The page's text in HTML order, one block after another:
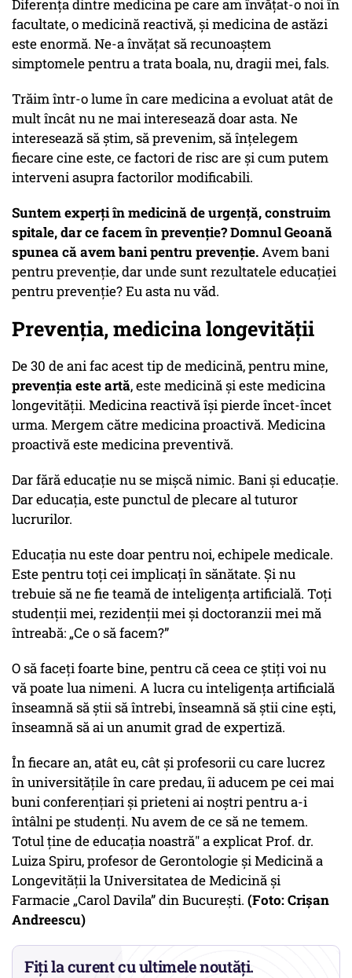
Diferența dintre medicina pe care am învățat-o noi în
facultate, o medicină reactivă, și medicina de astăzi
este enormă. Ne-a învățat să recunoaștem
simptomele pentru a trata boala, nu, dragii mei, fals.
Trăim într-o lume în care medicina a evoluat atât de
mult încât nu ne mai interesează doar asta. Ne
interesează să știm, să prevenim, să înțelegem
fiecare cine este, ce factori de risc are și cum putem
interveni asupra factorilor modificabili.
Suntem experți în medicină de urgență, construim
spitale, dar ce facem în prevenție? Domnul Geoană
spunea că avem bani pentru prevenție.Avem bani
pentru prevenție, dar unde sunt rezultatele educației
pentru prevenție? Eu asta nu văd.
Prevenția, medicina longevității
De 30 de ani fac acest tip de medicină, pentru mine,
prevenția este artă, este medicină și este medicina
longevității. Medicina reactivă își pierde încet-încet
urma. Mergem către medicina proactivă. Medicina
proactivă este medicina preventivă.
Dar fără educație nu se mișcă nimic. Bani și educație.
Dar educația, este punctul de plecare al tuturor
lucrurilor.
Educația nu este doar pentru noi, echipele medicale.
Este pentru toți cei implicați în sănătate. Și nu
trebuie să ne fie teamă de inteligența artificială. Toți
studenții mei, rezidenții mei și doctoranzii mei mă
întreabă: „Ce o să facem?”
O să faceți foarte bine, pentru că ceea ce știți voi nu
vă poate lua nimeni. A lucra cu inteligența artificială
înseamnă să știi să întrebi, înseamnă să știi cine ești,
înseamnă să ai un anumit grad de expertiză.
În fiecare an, atât eu, cât și profesorii cu care lucrez
în universitățile în care predau, îi aducem pe cei mai
buni conferențiari și prieteni ai noștri pentru a-i
întâlni pe studenți. Nu avem de ce să ne temem.
Totul ține de educația noastră" a explicat Prof. dr.
Luiza Spiru, profesor de Gerontologie și Medicină a
Longevității la Universitatea de Medicină și
Farmacie „Carol Davila” din București. (Foto: Crișan
Andreescu)
Fiți la curent cu ultimele noutăți.